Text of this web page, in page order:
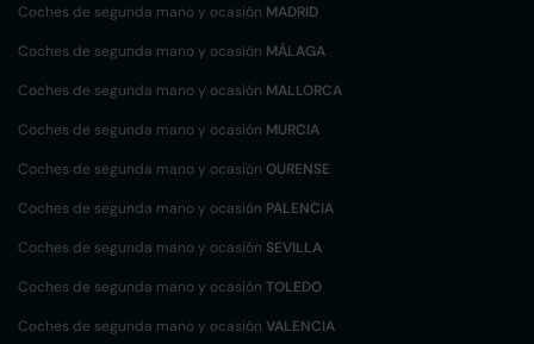
Coches de segunda mano y ocasión MADRID
Coches de segunda mano y ocasión MÁLAGA
Coches de segunda mano y ocasión MALLORCA
Coches de segunda mano y ocasión MURCIA
Coches de segunda mano y ocasión OURENSE
Coches de segunda mano y ocasión PALENCIA
Coches de segunda mano y ocasión SEVILLA
Coches de segunda mano y ocasión TOLEDO
Coches de segunda mano y ocasión VALENCIA